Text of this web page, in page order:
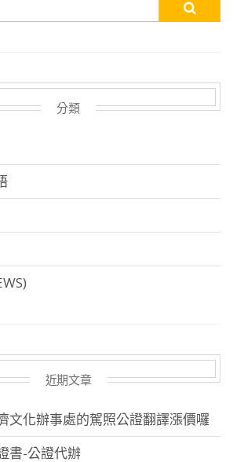
分類
近期文章
文化辦事處的駕照公證翻譯漲價囉
書-公證代辦